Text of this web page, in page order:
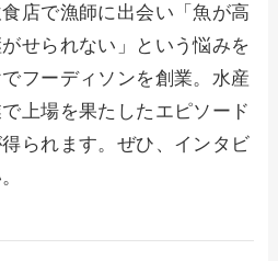
店で漁師に出会い「魚が高
せられない」という悩みを
フーディソンを創業。水産
上場を果たしたエピソード
られます。ぜひ、インタビ